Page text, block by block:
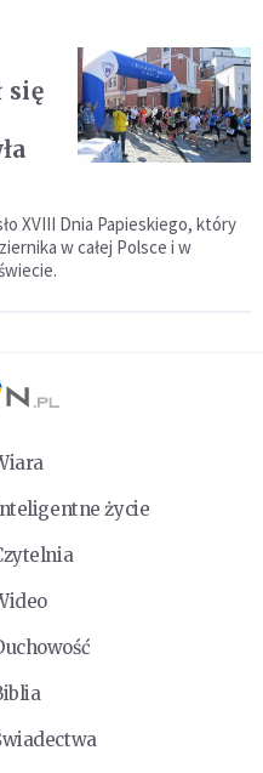
się
XVIII Dnia Papieskiego, który
w całej Polsce i w
życie